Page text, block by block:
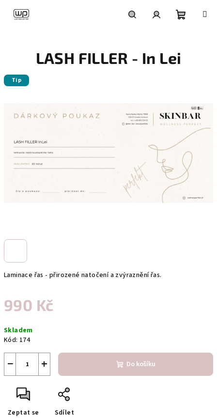
košík
Laminace řas - přirozené natočení a zvýraznění řas.
990 Kč
cena:
Skladem
Kód: 174
+
− Do košíku
Zeptat se Sdílet
LASH FILLER - In Lei
Tip